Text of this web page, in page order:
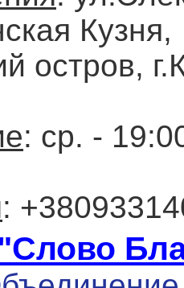
Кузня,
остров,
: ср. -
: